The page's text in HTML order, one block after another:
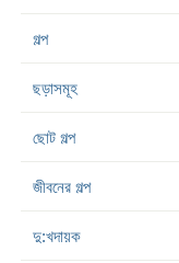
গল্প
ছড়াসমূহ
ছোট গল্প
জীবনের গল্প
দু:খদায়ক